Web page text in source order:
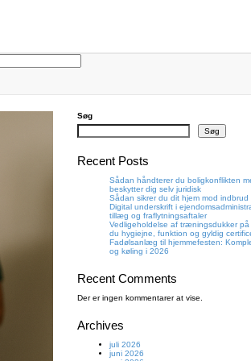
Søg
Søg
Recent Posts
Sådan håndterer du boligkonflikten
beskytter dig selv juridisk
Sådan sikrer du dit hjem mod
Digital underskrift i
tillæg og fraflytningsaftaler
Vedligeholdelse af træningsdukker
du hygiejne, funktion og gyldig
Fadølsanlæg til hjemmefesten:
og køling i 2026
Recent Comments
Der er ingen kommentarer at vise.
Archives
juli 2026
juni 2026